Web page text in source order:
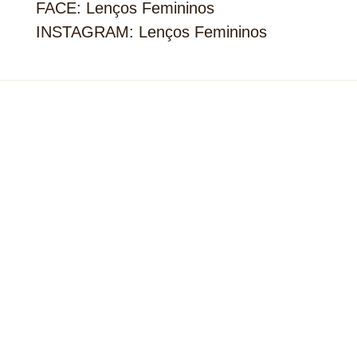
FACE: Lenços Femininos
INSTAGRAM: Lenços Femininos